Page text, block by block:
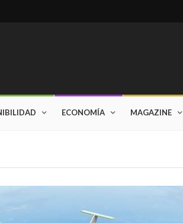
ECONOMÍA MAGAZINE